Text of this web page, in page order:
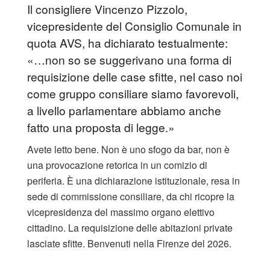
Il consigliere Vincenzo Pizzolo,
vicepresidente del Consiglio Comunale in
quota AVS, ha dichiarato testualmente:
«…non so se suggerivano una forma di
requisizione delle case sfitte, nel caso noi
come gruppo consiliare siamo favorevoli,
a livello parlamentare abbiamo anche
fatto una proposta di legge.»
Avete letto bene. Non è uno sfogo da bar, non è
una provocazione retorica in un comizio di
periferia. È una dichiarazione istituzionale, resa in
sede di commissione consiliare, da chi ricopre la
vicepresidenza del massimo organo elettivo
cittadino. La requisizione delle abitazioni private
lasciate sfitte. Benvenuti nella Firenze del 2026.